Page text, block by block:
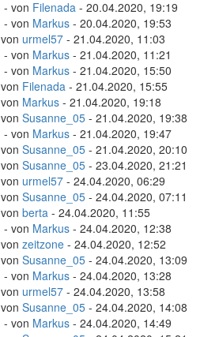
- von Filenada - 20.04.2020, 19:19
- von Markus - 20.04.2020, 19:53
urmel57 - 21.04.2020, 11:03
- von Markus - 21.04.2020, 11:21
- von Markus - 21.04.2020, 15:50
Filenada - 21.04.2020, 15:55
Markus - 21.04.2020, 19:18
Susanne_05 - 21.04.2020, 19:38
- von Markus - 21.04.2020, 19:47
Susanne_05 - 21.04.2020, 20:10
Susanne_05 - 23.04.2020, 21:21
urmel57 - 24.04.2020, 06:29
Susanne_05 - 24.04.2020, 07:11
berta - 24.04.2020, 11:55
- von Markus - 24.04.2020, 12:38
zeitzone - 24.04.2020, 12:52
Susanne_05 - 24.04.2020, 13:09
- von Markus - 24.04.2020, 13:28
urmel57 - 24.04.2020, 13:58
Susanne_05 - 24.04.2020, 14:08
- von Markus - 24.04.2020, 14:49